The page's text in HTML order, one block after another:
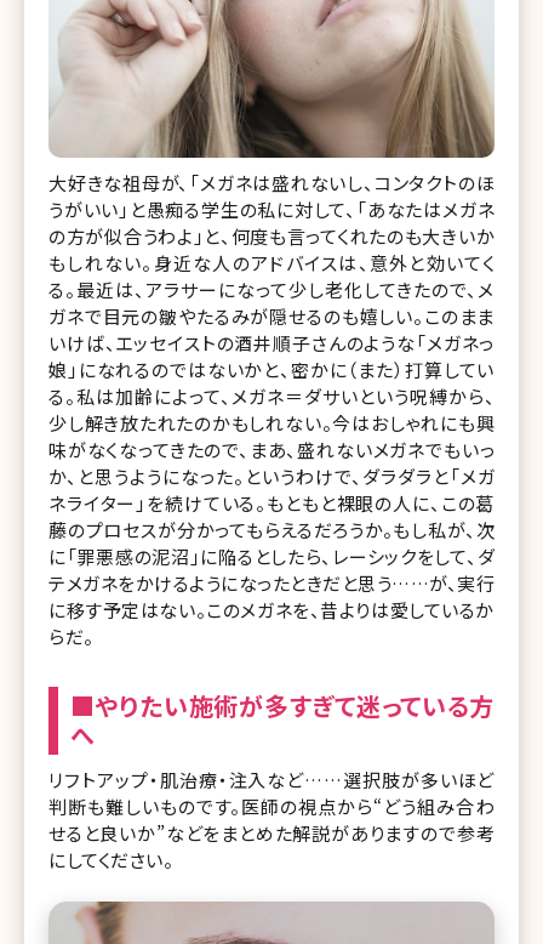
大好きな祖母が、「メガネは盛れないし、コンタクトのほ
うがいい」と愚痴る学生の私に対して、「あなたはメガネ
の方が似合うわよ」と、何度も言ってくれたのも大きいか
もしれない。身近な人のアドバイスは、意外と効いてく
る。最近は、アラサーになって少し老化してきたので、メ
ガネで目元の皺やたるみが隠せるのも嬉しい。このまま
いけば、エッセイストの酒井順子さんのような「メガネっ
娘」になれるのではないかと、密かに（また）打算してい
る。私は加齢によって、メガネ＝ダサいという呪縛から、
少し解き放たれたのかもしれない。今はおしゃれにも興
味がなくなってきたので、まあ、盛れないメガネでもいっ
か、と思うようになった。というわけで、ダラダラと「メガ
ネライター」を続けている。もともと裸眼の人に、この葛
藤のプロセスが分かってもらえるだろうか。もし私が、次
に「罪悪感の泥沼」に陥るとしたら、レーシックをして、ダ
テメガネをかけるようになったときだと思う……が、実行
に移す予定はない。このメガネを、昔よりは愛しているか
らだ。
■やりたい施術が多すぎて迷っている方
へ
リフトアップ・肌治療・注入など……選択肢が多いほど
判断も難しいものです。医師の視点から“どう組み合わ
せると良いか”などをまとめた解説がありますので参考
にしてください。